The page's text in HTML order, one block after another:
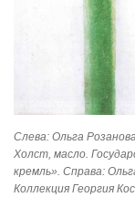
Слева: Ольга
Холст, масло.
кремль». Справа:
Коллекция Георгия